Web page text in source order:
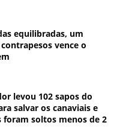
equilibradas, um
vence o
levou 102 sapos do
salvar os canaviais e
foram soltos menos de 2